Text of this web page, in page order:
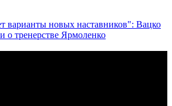
варианты новых наставников": Вацко
о тренерстве Ярмоленко